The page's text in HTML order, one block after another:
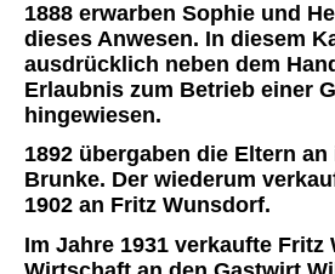
1888 erwarben Sophie und
dieses Anwesen. In diesem
ausdrücklich neben dem
Erlaubnis zum Betrieb einer
hingewiesen.
1892 übergaben die Eltern
Brunke. Der wiederum
1902 an Fritz Wunsdorf.
Im Jahre 1931 verkaufte Fritz